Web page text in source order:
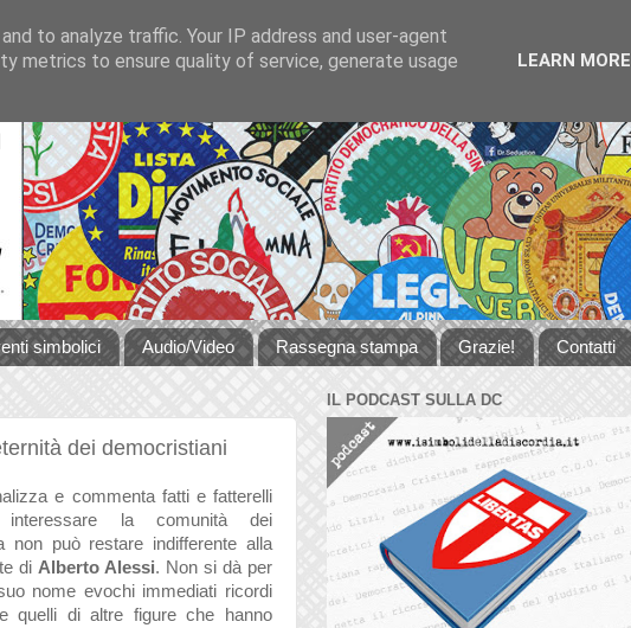
simbolici Audio/Video Rassegna stampa Grazie! Contatti
dei democristiani
e commenta fatti e fatterelli
la comunità dei
non può restare indifferente alla
di Alberto Alessi. Non si dà per
nome evochi immediati ricordi
quelli dialtre figure che hanno
IL PODCAST SULLA DC
to analyze traffic. Your IP address and user-agent
metrics to ensure quality of service, generate usage
LEARN MORE